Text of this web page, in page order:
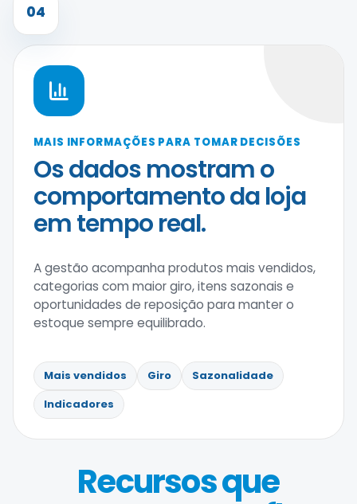
04
MAIS INFORMAÇÕES PARA TOMAR DECISÕES
Os dados mostram o
comportamento da loja
em tempo real.
A gestão acompanha produtos mais vendidos,
categorias com maior giro, itens sazonais e
oportunidades de reposição para manter o
estoque sempre equilibrado.
Mais vendidos Giro
Sazonalidade
Indicadores
Recursos que